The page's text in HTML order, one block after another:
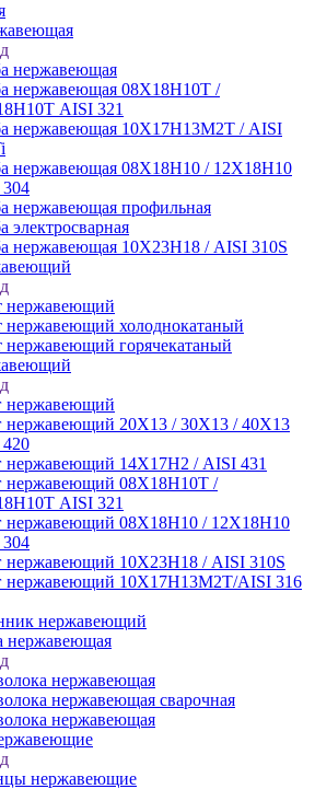
нержавеющая
нержавеющая 08Х18Н10Т /
AISI 321
нержавеющая 10Х17Н13М2Т / AISI
нержавеющая 08Х18Н10 / 12Х18Н10
нержавеющая профильная
электросварная
нержавеющая 10Х23Н18 / AISI 310S
нержавеющий
нержавеющий холоднокатаный
нержавеющий горячекатаный
нержавеющий
нержавеющий 20Х13 / 30Х13 / 40Х13
нержавеющий 14Х17Н2 / AISI 431
нержавеющий 08Х18Н10Т /
AISI 321
нержавеющий 08Х18Н10 / 12Х18Н10
нержавеющий 10Х23Н18 / AISI 310S
нержавеющий 10Х17Н13М2Т/AISI 316
нержавеющий
нержавеющая
нержавеющая
нержавеющая сварочная
нержавеющая
нержавеющие